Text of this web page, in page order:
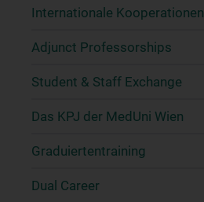
Internationale Kooperationen
Adjunct Professorships
Student & Staff Exchange
Das KPJ der MedUni Wien
Graduiertentraining
Dual Career